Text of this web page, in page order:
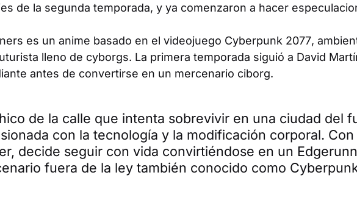
de la segunda temporada, y ya comenzaron a hacer
es un anime basado en el videojuego Cyberpunk 2077,
lleno de cyborgs. La primera temporada siguió a David
antes de convertirse en un mercenario ciborg.
de la calle que intenta sobrevivir en una ciudad del
con la tecnología y la modificación corporal.
decide seguir con vida convirtiéndose en un
fuera de la ley también conocido como